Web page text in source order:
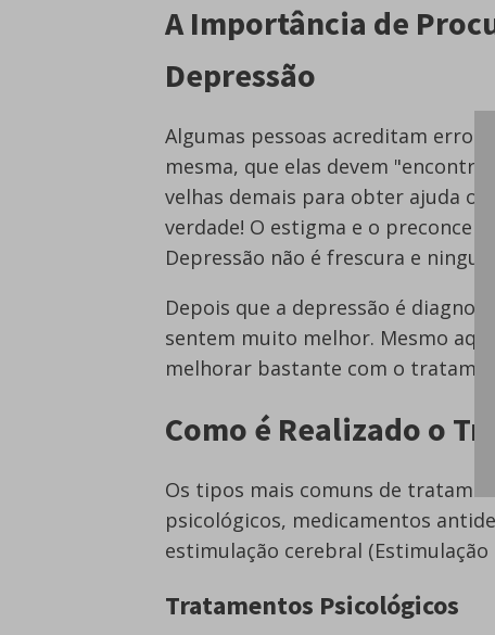
A Importância de
Depressão
Algumas pessoas acreditam
mesma, que elas devem
velhas demais para obter ajuda
verdade! O estigma e o
Depressão não é frescura e
Depois que a depressão é
sentem muito melhor. Mesmo
melhorar bastante com o
Como é Realizado o
Os tipos mais comuns de
psicológicos, medicamentos
estimulação cerebral
Tratamentos Psicológicos